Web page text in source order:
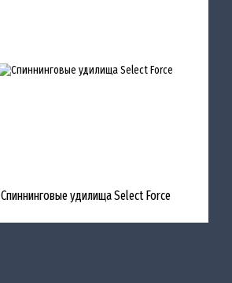
Спиннинговые удилища Select Force